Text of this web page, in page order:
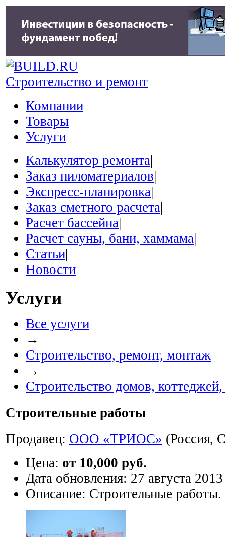
Строительство и ремонт
Компании
Товары
Услуги
Калькулятор ремонта|
Заказ пиломатериалов|
Экспресс-планировка|
Заказ сметного расчета|
Расчет бассейна|
Расчет сауны, бани, хаммама|
Статьи|
Новости
Услуги
Все услуги
→
Строительство, ремонт, монтаж
→
Строительство домов,
Строительные работы
Продавец: ООО «TРИОС» (Россия,
Цена: от 10,000 руб.
Дата обновления: 27 августа 2013
Описание: Строительные работы.